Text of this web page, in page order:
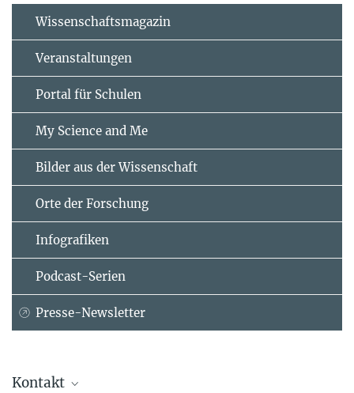
Wissenschaftsmagazin
Veranstaltungen
Portal für Schulen
My Science and Me
Bilder aus der Wissenschaft
Orte der Forschung
Infografiken
Podcast-Serien
Presse-Newsletter
Kontakt